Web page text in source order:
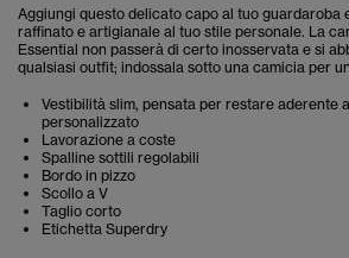
Aggiungi questo delicato capo al tuo guardaroba
raffinato e artigianale al tuo stile personale. La
Essential non passerà di certo inosservata e si
qualsiasi outfit; indossala sotto una camicia per
Vestibilità slim, pensata per restare aderente
personalizzato
Lavorazione a coste
Spalline sottili regolabili
Bordo in pizzo
Scollo a V
Taglio corto
Etichetta Superdry